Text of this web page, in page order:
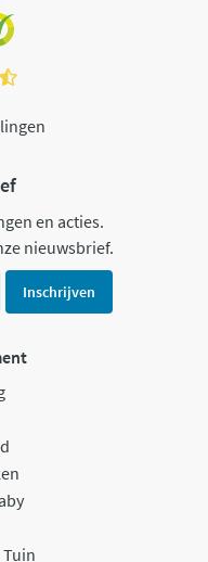
en acties.
nieuwsbrief.
Inschrijven